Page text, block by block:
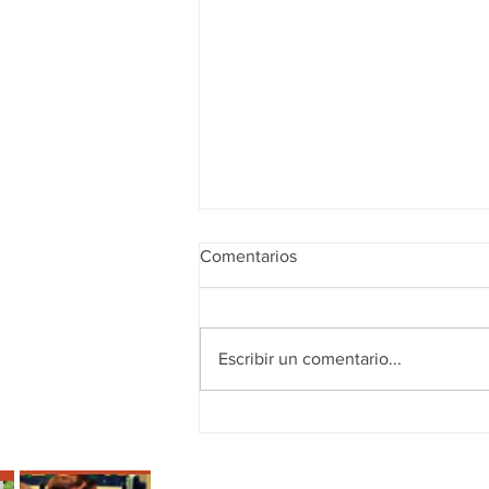
¡FELIZ VERANO!
Comentarios
Escribir un comentario...